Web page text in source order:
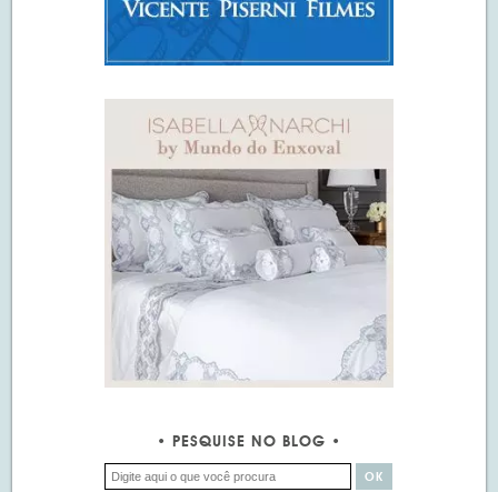
PESQUISE NO BLOG